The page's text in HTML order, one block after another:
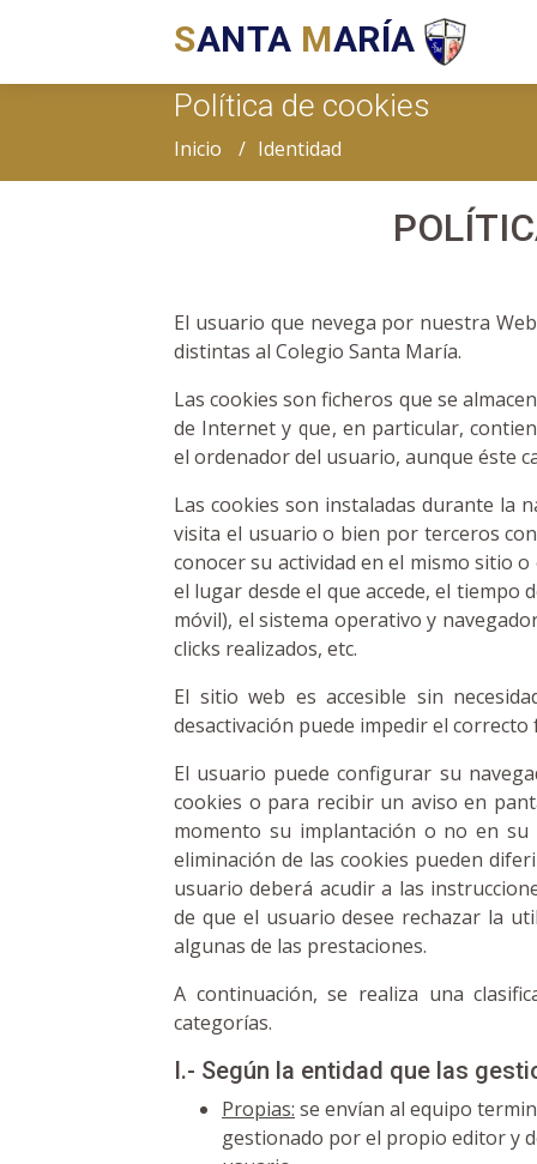
SANTA MARÍA
Política de cookies
Inicio Identidad
El usuario que nevega por nuestra
distintas al Colegio Santa María.
Las cookies son ficheros que se
de Internet y que, en particular,
el ordenador del usuario, aunque éste
Las cookies son instaladas durante la
visita el usuario o bien por terceros
conocer su actividad en el mismo sitio
el lugar desde el que accede, el tiempo
móvil), el sistema operativo y
clicks realizados, etc.
El sitio web es accesible sin
desactivación puede impedir el
El usuario puede configurar su
cookies o para recibir un aviso en
momento su implantación o no en
eliminación de las cookies pueden
usuario deberá acudir a las
de que el usuario desee rechazar la
algunas de las prestaciones.
A continuación, se realiza una
categorías.
I.- Según la entidad que las
Propias: se envían al equipo
gestionado por el propio editor y